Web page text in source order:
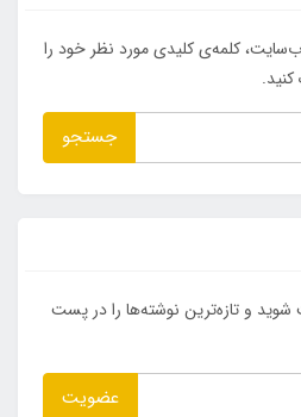
کلمه‌ی کلیدی مورد نظر خود را
جستجو
و تازه‌ترین نوشته‌ها را در پست
عضویت